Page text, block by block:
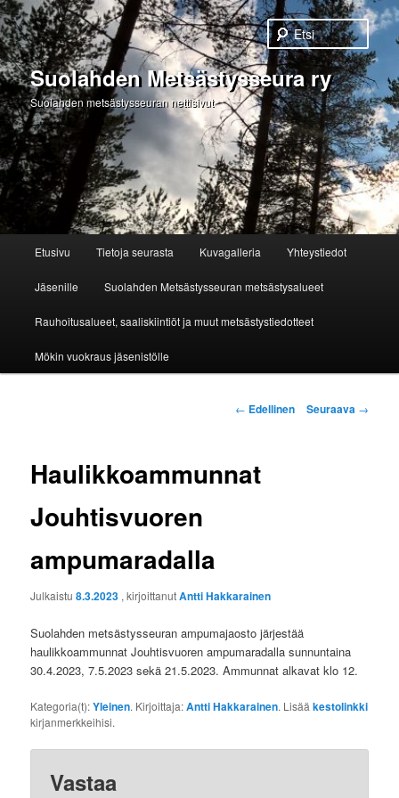
Suolahden Metsästysseura ry
Suolahden metsästysseuran nettisivut
Etsi
Siirry
sisältöön
Etusivu Tietoja seurasta Kuvagalleria Yhteystiedot
Jäsenille Suolahden Metsästysseuran metsästysalueet
Rauhoitusalueet, saaliskiintiöt ja muut metsästystiedotteet
Mökin vuokraus jäsenistölle
Artikkelien
← Edellinen Seuraava →
Haulikkoammunnat
Jouhtisvuoren
ampumaradalla
Julkaistu8.3.2023 , kirjoittanutAntti Hakkarainen
Suolahden metsästysseuran ampumajaosto järjestää
haulikkoammunnat Jouhtisvuoren ampumaradalla sunnuntaina
30.4.2023, 7.5.2023 sekä 21.5.2023. Ammunnat alkavat klo 12.
Kategoria(t):Yleinen. Kirjoittaja:Antti Hakkarainen. Lisääkestolinkki
kirjanmerkkeihisi.
Vastaa